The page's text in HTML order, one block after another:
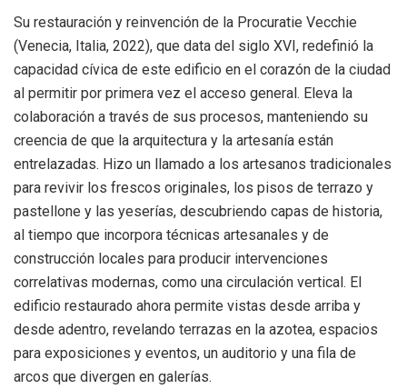
Su restauración y reinvención de la Procuratie Vecchie
(Venecia, Italia, 2022), que data del siglo XVI, redefinió la
capacidad cívica de este edificio en el corazón de la ciudad
al permitir por primera vez el acceso general. Eleva la
colaboración a través de sus procesos, manteniendo su
creencia de que la arquitectura y la artesanía están
entrelazadas. Hizo un llamado a los artesanos tradicionales
para revivir los frescos originales, los pisos de terrazo y
pastellone y las yeserías, descubriendo capas de historia,
al tiempo que incorpora técnicas artesanales y de
construcción locales para producir intervenciones
correlativas modernas, como una circulación vertical. El
edificio restaurado ahora permite vistas desde arriba y
desde adentro, revelando terrazas en la azotea, espacios
para exposiciones y eventos, un auditorio y una fila de
arcos que divergen en galerías.